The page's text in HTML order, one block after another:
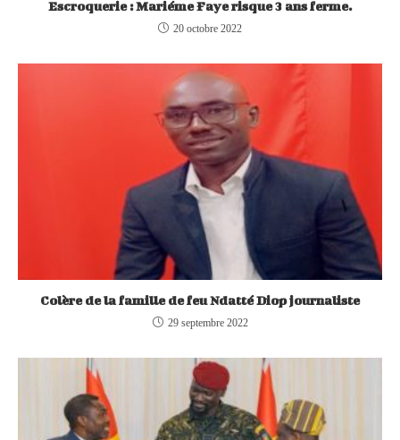
Escroquerie : Mariéme Faye risque 3 ans ferme.
20 octobre 2022
Colère de la famille de feu Ndatté Diop journaliste
29 septembre 2022